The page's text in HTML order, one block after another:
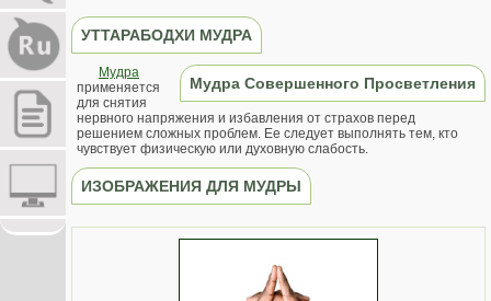
УТТАРАБОДХИ МУДРА
Мудра Совершенного Просветления
Мудра
применяется
для снятия
нервного напряжения и избавления от страхов перед
решением сложных проблем. Ее следует выполнять тем, кто
чувствует физическую или духовную слабость.
ИЗОБРАЖЕНИЯ ДЛЯ МУДРЫ